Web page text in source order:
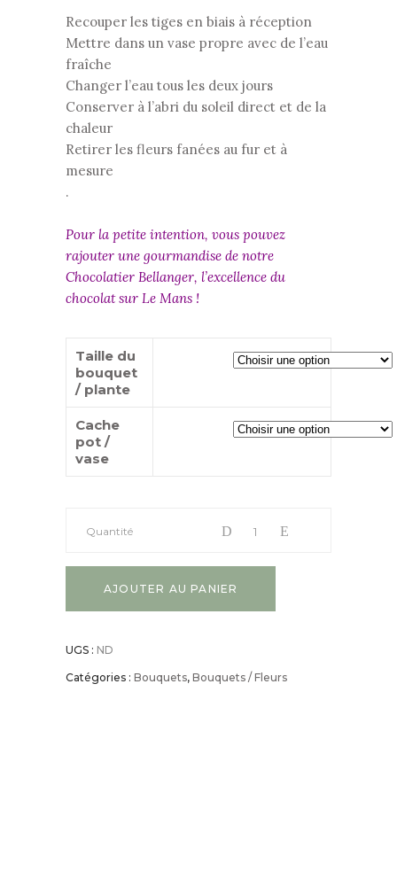
Recouper les tiges en biais à réception
Mettre dans un vase propre avec de l’eau
fraîche
Changer l’eau tous les deux jours
Conserver à l’abri du soleil direct et de la
chaleur
Retirer les fleurs fanées au fur et à
mesure
.
Pour la petite intention, vous pouvez
rajouter une gourmandise de notre
Chocolatier Bellanger, l’excellence du
chocolat sur Le Mans !
Taille du
bouquet
/ plante
Cache
pot /
vase
Quantité
AJOUTER AU PANIER
UGS : ND
Catégories : Bouquets, Bouquets / Fleurs